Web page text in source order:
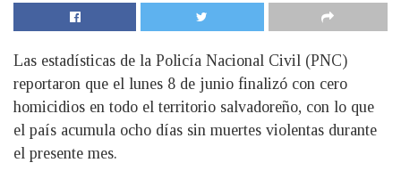
Las estadísticas de la Policía Nacional Civil (PNC)
reportaron que el lunes 8 de junio finalizó con cero
homicidios en todo el territorio salvadoreño, con lo que
el país acumula ocho días sin muertes violentas durante
el presente mes.